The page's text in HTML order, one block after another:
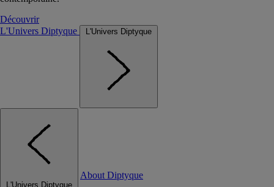
Découvrir
L'Univers Diptyque
L'Univers Diptyque
L'Univers Diptyque
About Diptyque